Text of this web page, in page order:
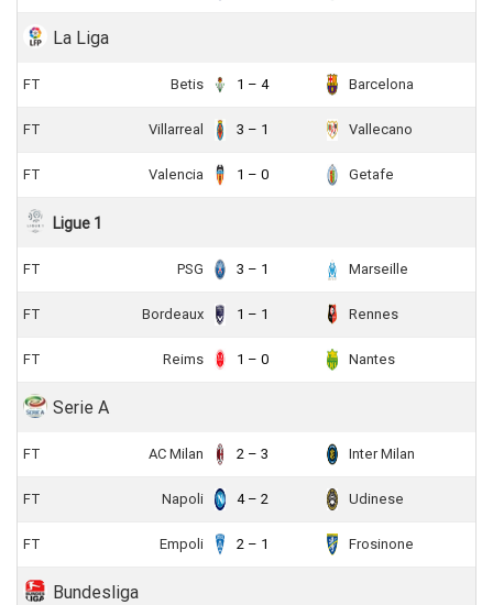
La Liga
FT Betis 1 – 4 Barcelona
FT Villarreal 3 – 1 Vallecano
FT Valencia 1 – 0 Getafe
Ligue 1
FT PSG 3 – 1 Marseille
FT Bordeaux 1 – 1 Rennes
FT Reims 1 – 0 Nantes
Serie A
FT AC Milan 2 – 3 Inter Milan
FT Napoli 4 – 2 Udinese
FT Empoli 2 – 1 Frosinone
Bundesliga